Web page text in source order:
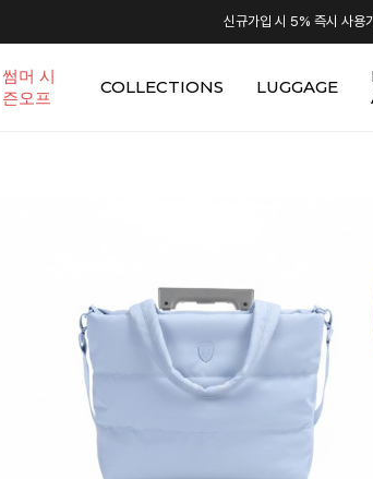
신규가입 시 5% 즉시 사용
썸머 시
즌오프
COLLECTIONS LUGGAGE